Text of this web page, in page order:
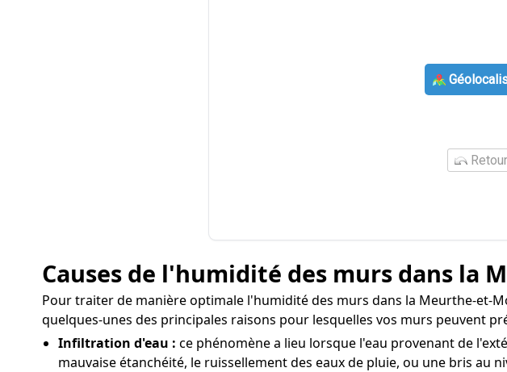
Causes de l'humidité des murs dans la
Pour traiter de manière optimale l'humidité des murs dans la Meurthe-et-
quelques-unes des principales raisons pour lesquelles vos murs peuvent
Infiltration d'eau : ce phénomène a lieu lorsque l'eau provenant de
mauvaise étanchéité, le ruissellement des eaux de pluie, ou une bris au